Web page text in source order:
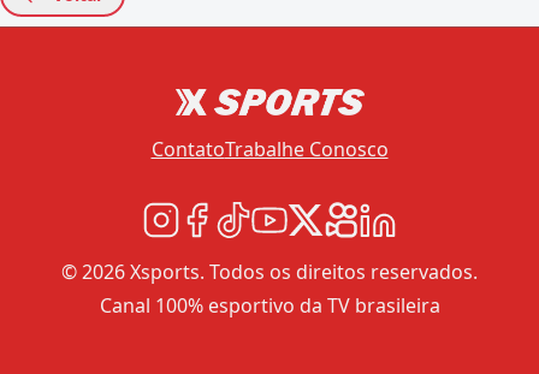
ContatoTrabalhe Conosco
© 2026 Xsports. Todos os direitos reservados.
Canal 100% esportivo da TV brasileira